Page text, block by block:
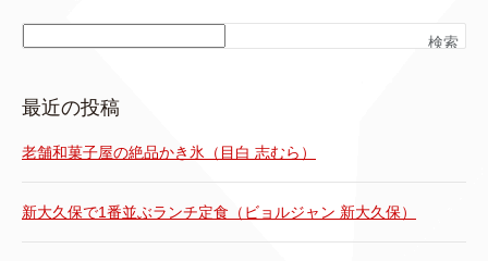
検索
最近の投稿
老舗和菓子屋の絶品かき氷（目白 志むら）
新大久保で1番並ぶランチ定食（ビョルジャン 新大久保）